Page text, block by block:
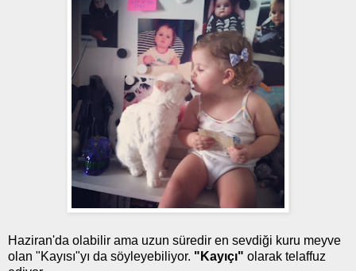
Haziran'da olabilir ama uzun süredir en sevdiği kuru meyve
olan "Kayısı"yı da söyleyebiliyor. "Kayıçı" olarak telaffuz